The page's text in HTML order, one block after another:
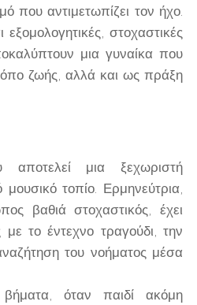
που αντιμετωπίζει τον ήχο.
εξομολογητικές, στοχαστικές
μια γυναίκα που
ζωής, αλλά και ως πράξη
μια ξεχωριστή
τοπίο. Ερμηνεύτρια,
βαθιά στοχαστικός, έχει
το έντεχνο τραγούδι, την
του νοήματος μέσα
όταν παιδί ακόμη